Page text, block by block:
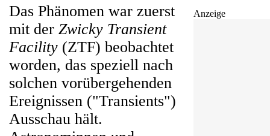
Anzeige
Das Phänomen war zuerst
mit der Zwicky Transient
Facility (ZTF) beobachtet
worden, das speziell nach
solchen vorübergehenden
Ereignissen ("Transients")
Ausschau hält.